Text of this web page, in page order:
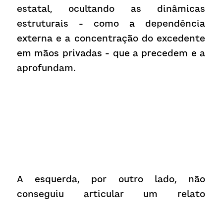
estatal, ocultando as dinâmicas
estruturais - como a dependência
externa e a concentração do excedente
em mãos privadas - que a precedem e a
aprofundam.
A esquerda, por outro lado, não
conseguiu articular um relato